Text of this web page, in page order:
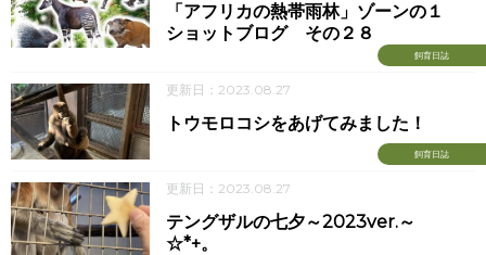
飼育日誌
「アフリカの熱帯雨林」ゾーンの１
ショットブログ その２８
更新日：2023.08.27
飼育日誌
トウモロコシをあげてみました！
更新日：2023.08.27
テングザルの七夕～2023ver.～
☆*+。